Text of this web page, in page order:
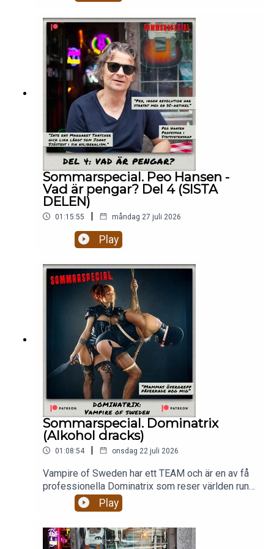
Sommarspecial. Peo Hansen -
Vad är pengar? Del 4 (SISTA
DELEN)
01:15:55 | måndag 27 juli 2026
Play
Sommarspecial. Dominatrix
(Alkohol dracks)
01:08:54 | onsdag 22 juli 2026
Vampire of Sweden har ett TEAM och är en av få
professionella Dominatrix som reser världen runt
och dominerar och förnedrar män. Hur ser hennes
arbete ut egentligen? Är hon någonsin rädd? Hur
mammas övergrepp påverkat hennes val av
Play